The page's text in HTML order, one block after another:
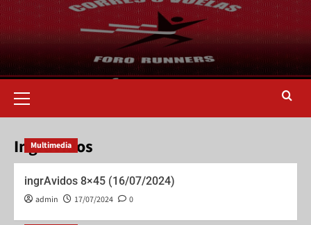
Ingravidos
Multimedia
ingrAvidos 8×45 (16/07/2024)
admin 17/07/2024 0